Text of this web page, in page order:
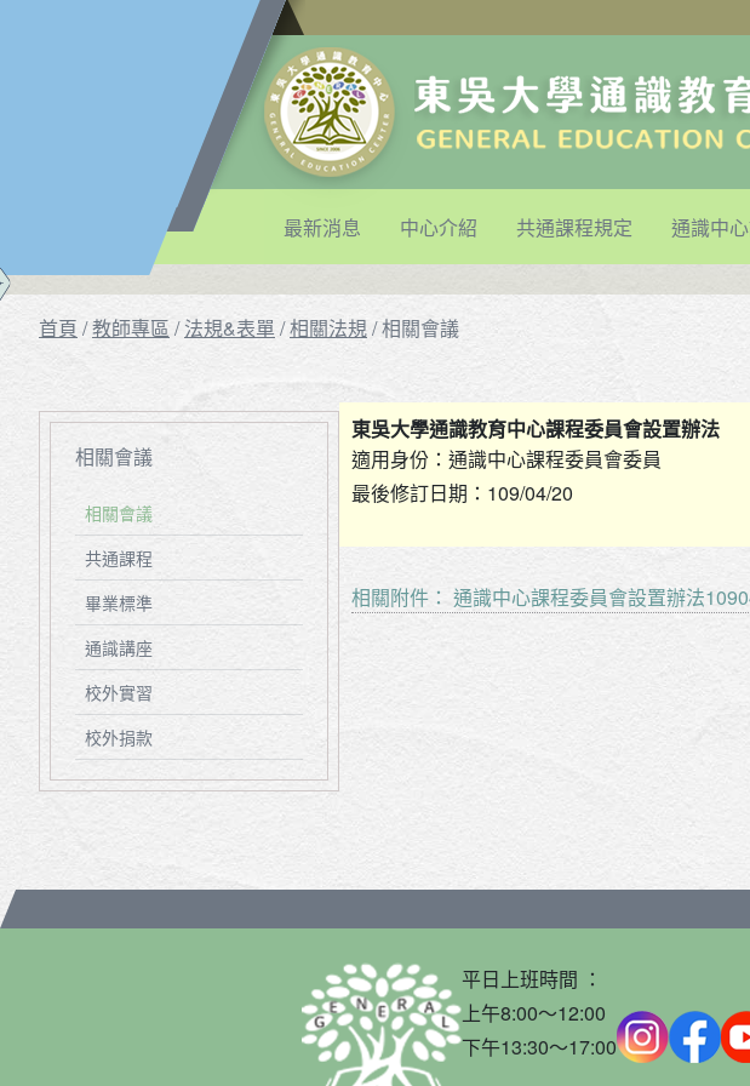
最新消息 中心介紹 共通課程規定 通識中
首頁 /教師專區 /法規&表單 /相關法規/相關會議
相關會議
相關會議
共通課程
畢業標準
通識講座
校外實習
校外捐款
東吳大學通識教育中心課程委員會設置辦法
適用身份： 通識中心課程委員會委員
最後修訂日期： 109/04/20
相關附件： 通識中心課程委員會設置辦法
平日上班時間 ：
上午8:00～12:00
下午13:30～17:00